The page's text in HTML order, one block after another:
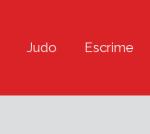
Judo Escrime